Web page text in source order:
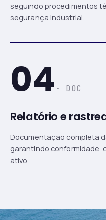
seguindo procedimentos
segurança industrial.
04 · DOC
Relatório e
Documentação completa
garantindo conformidade,
ativo.